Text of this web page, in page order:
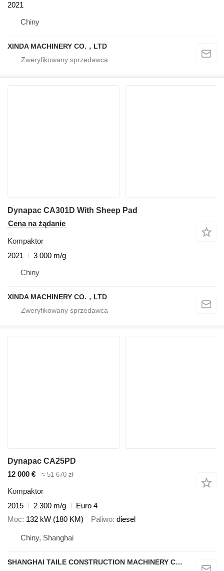
2021
Chiny
XINDA MACHINERY CO.，LTD
Dynapac CA301D With Sheep Pad
Cena na żądanie
Kompaktor
2021
3 000 m/g
Chiny
XINDA MACHINERY CO.，LTD
Dynapac CA25PD
12 000 €
≈ 51 670 zł
Kompaktor
2015
2 300 m/g
Euro 4
Moc 132 kW (180 KM) Paliwo diesel
Chiny, Shanghai
SHANGHAI TAILE CONSTRUCTION MACHINERY CO.,LID